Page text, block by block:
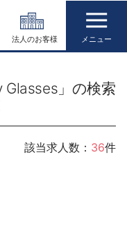
法人のお客様
Glasses」の検索
該当求人数： 36件